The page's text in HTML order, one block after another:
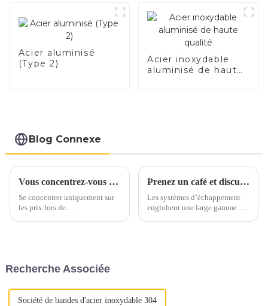
Acier aluminisé
(Type 2)
Acier inoxydable
aluminisé de haute
Blog Connexe
Vous concentrez-vous uniquement sur les prix lorsque vous vous approvisionnez en acier inoxydable ?
Se concentrer uniquement sur
les prix lors de
de valeur complète de l'acier
qualité »
Prenez un café et discutons des matériaux d'échappement autour d'une tasse
Les systèmes d’échappement
englobent une large gamme de
Recherche Associée
Société de bandes d'acier inoxydable 304